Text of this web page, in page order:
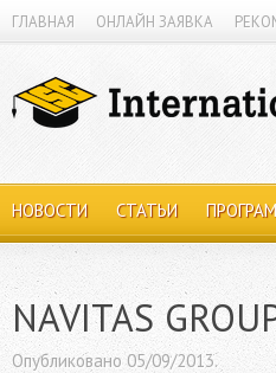
ГЛАВНАЯ ОНЛАЙН ЗАЯВКА
НОВОСТИ СТАТЬИ
NAVITAS
Опубликовано 05/09/2013.